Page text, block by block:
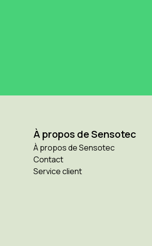
À propos de Sensotec
À propos de Sensotec
Contact
Service client